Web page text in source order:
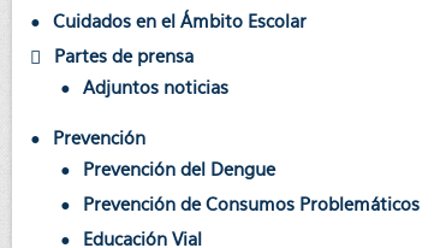
Cuidados en el Ámbito Escolar
Partes de prensa
Adjuntos noticias
Prevención
Prevención del Dengue
Prevención de Consumos Problemáticos
Educación Vial